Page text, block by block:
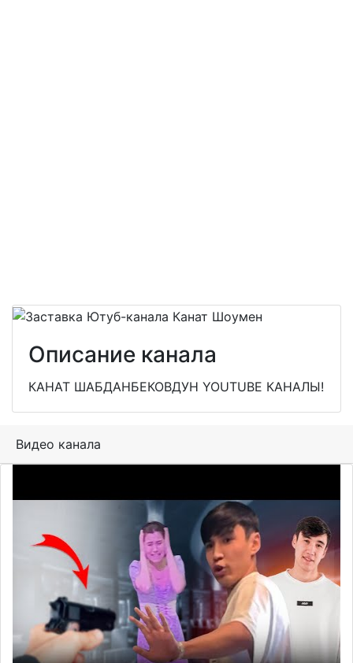
Описание канала
КАНАТ ШАБДАНБЕКОВДУН YOUTUBE КАНАЛЫ!
Видео канала